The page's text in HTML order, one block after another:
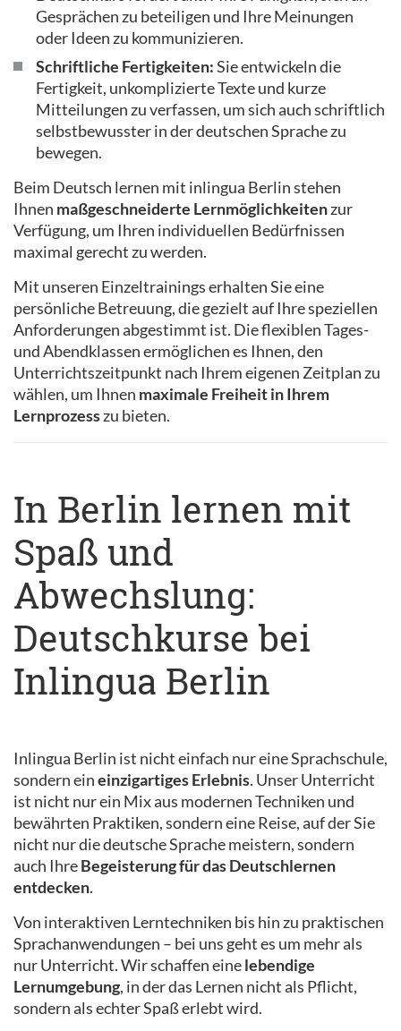
Gesprächen zu beteiligen und Ihre Meinungen
oder Ideen zu kommunizieren.
Schriftliche Fertigkeiten:Sie entwickeln die
Fertigkeit, unkomplizierte Texte und kurze
Mitteilungen zu verfassen, um sich auch schriftlich
selbstbewusster in der deutschen Sprache zu
bewegen.
Beim Deutsch lernen mit inlingua Berlin stehen
Ihnen maßgeschneiderte Lernmöglichkeitenzur
Verfügung, um Ihren individuellen Bedürfnissen
maximal gerecht zu werden.
Mit unseren Einzeltrainings erhalten Sie eine
persönliche Betreuung, die gezielt auf Ihre speziellen
Anforderungen abgestimmt ist. Die flexiblen Tages-
und Abendklassen ermöglichen es Ihnen, den
Unterrichtszeitpunkt nach Ihrem eigenen Zeitplan zu
wählen, um Ihnen maximale Freiheit in Ihrem
Lernprozesszu bieten.
In Berlin lernen mit
Spaß und
Abwechslung:
Deutschkurse bei
Inlingua Berlin
Inlingua Berlin ist nicht einfach nur eine Sprachschule,
sondern eineinzigartiges Erlebnis. Unser Unterricht
ist nicht nur ein Mix aus modernen Techniken und
bewährten Praktiken, sondern eine Reise, auf der Sie
nicht nur die deutsche Sprache meistern, sondern
auch IhreBegeisterung für das Deutschlernen
entdecken.
Von interaktiven Lerntechniken bis hin zu praktischen
Sprachanwendungen – bei uns geht es um mehr als
nur Unterricht. Wir schaffen einelebendige
Lernumgebung, in der das Lernen nicht als Pflicht,
sondern als echter Spaß erlebt wird.